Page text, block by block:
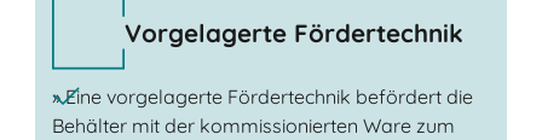
Vorgelagerte Fördertechnik
» Eine vorgelagerte Fördertechnik befördert die
Behälter mit der kommissionierten Ware zum